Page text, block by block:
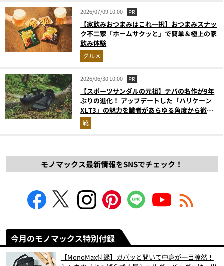
2026/07/09 10:00 PR
【家飲みおつまみはこれ一択】おつまみスナッ
ク不二家「ホームサクッと」で簡単＆極上の家
飲み体験
グルメ
2026/06/30 10:00 PR
【スポーツサンダルの元祖】テバの名作が9年
ぶりの進化！ アップデートした「ハリケーン
XLT3」の魅力を識者があらゆる角度から徹底
解説！
靴
モノマックス最新情報をSNSでチェック！
今月のモノマックス特別付録
【MonoMax付録】ガバッと開いて中身が一目瞭然！